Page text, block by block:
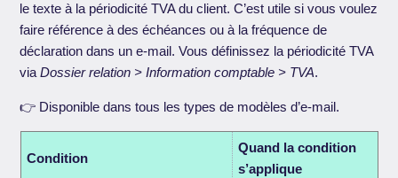
le texte à la périodicité TVA du client. C’est utile si vous voulez
faire référence à des échéances ou à la fréquence de
déclaration dans un e-mail. Vous définissez la périodicité TVA
viaDossier relation > Information comptable > TVA.
👉 Disponible dans tous les types de modèles d’e-mail.
Condition
Quand la condition
s’applique